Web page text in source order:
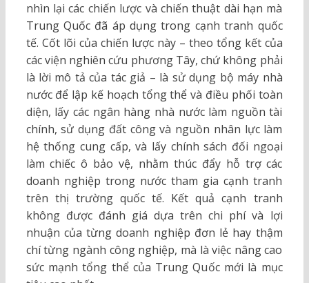
nhìn lại các chiến lược và chiến thuật dài hạn mà
Trung Quốc đã áp dụng trong cạnh tranh quốc
tế. Cốt lõi của chiến lược này – theo tổng kết của
các viện nghiên cứu phương Tây, chứ không phải
là lời mô tả của tác giả – là sử dụng bộ máy nhà
nước để lập kế hoạch tổng thể và điều phối toàn
diện, lấy các ngân hàng nhà nước làm nguồn tài
chính, sử dụng đất công và nguồn nhân lực làm
hệ thống cung cấp, và lấy chính sách đối ngoại
làm chiếc ô bảo vệ, nhằm thúc đẩy hỗ trợ các
doanh nghiệp trong nước tham gia cạnh tranh
trên thị trường quốc tế. Kết quả cạnh tranh
không được đánh giá dựa trên chi phí và lợi
nhuận của từng doanh nghiệp đơn lẻ hay thậm
chí từng ngành công nghiệp, mà là việc nâng cao
sức mạnh tổng thể của Trung Quốc mới là mục